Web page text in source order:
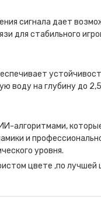
сигнала дает
для стабильного
воду на глубину до
алгоритмами,
и
уровня.
цвете ,по лучшей